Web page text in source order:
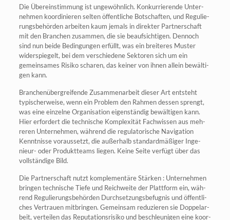
Die Über­ein­stim­mung ist unge­wöhn­lich. Kon­kur­rie­ren­de Unter­
neh­men koor­di­nie­ren sel­ten öffent­li­che Bot­schaf­ten, und Regu­lie­
rungs­be­hör­den arbei­ten kaum jemals in direk­ter Part­ner­schaft
mit den Bran­chen zusam­men, die sie beauf­sich­ti­gen. Den­noch
sind nun bei­de Bedin­gun­gen erfüllt, was ein brei­te­res Mus­ter
wider­spie­gelt, bei dem ver­schie­de­ne Sek­to­ren sich um ein
gemein­sa­mes Risi­ko scha­ren, das kei­ner von ihnen allein bewäl­ti­
gen kann.
Bran­chen­über­grei­fen­de Zusam­men­ar­beit die­ser Art ent­steht
typi­scher­wei­se, wenn ein Pro­blem den Rah­men des­sen sprengt,
was eine ein­zel­ne Orga­ni­sa­ti­on eigen­stän­dig bewäl­ti­gen kann.
Hier erfor­dert die tech­ni­sche Kom­ple­xi­tät Fach­wis­sen aus meh­
re­ren Unter­neh­men, wäh­rend die regu­la­to­ri­sche Navi­ga­ti­on
Kennt­nis­se vor­aus­setzt, die außer­halb stan­dard­mä­ßi­ger Inge­
nieur- oder Pro­dukt­teams lie­gen. Kei­ne Sei­te ver­fügt über das
voll­stän­di­ge Bild.
Die Part­ner­schaft nutzt kom­ple­men­tä­re Stär­ken : Unter­neh­men
brin­gen tech­ni­sche Tie­fe und Reich­wei­te der Platt­form ein, wäh­
rend Regu­lie­rungs­be­hör­den Durch­set­zungs­be­fug­nis und öffent­li­
ches Ver­trau­en mit­brin­gen. Gemein­sam redu­zie­ren sie Dop­pel­ar­
beit, ver­tei­len das Repu­ta­ti­ons­ri­si­ko und beschleu­ni­gen eine koor­